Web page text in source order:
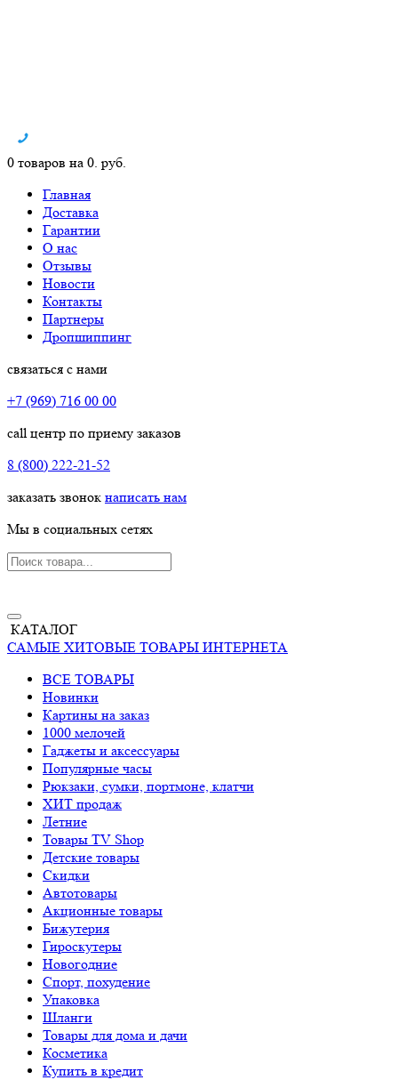
0 товаров на 0. руб.
Главная
Доставка
Гарантии
О нас
Отзывы
Новости
Контакты
Партнеры
Дропшиппинг
связаться с нами
+7 (969) 716 00 00
call центр по приему заказов
8 (800) 222-21-52
заказать звонок написать нам
Мы в социальных сетях
КАТАЛОГ
САМЫЕ ХИТОВЫЕ ТОВАРЫ ИНТЕРНЕТА
ВСЕ ТОВАРЫ
Новинки
Картины на заказ
1000 мелочей
Гаджеты и аксессуары
Популярные часы
Рюкзаки, сумки, портмоне, клатчи
ХИТ продаж
Летние
Товары TV Shop
Детские товары
Cкидки
Автотовары
Акционные товары
Бижутерия
Гироскутеры
Новогодние
Спорт, похудение
Упаковка
Шланги
Товары для дома и дачи
Косметика
Купить в кредит